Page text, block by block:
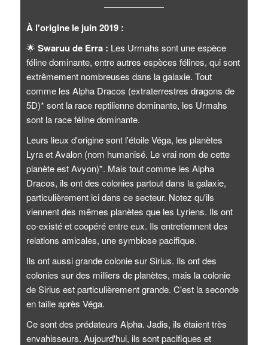
À l'origine le juin 2019 :
🌟 Swaruu de Erra : Les Urmahs sont une espèce
féline dominante, entre autres espèces félines, qui sont
extrêmement nombreuses dans la galaxie. Tout
comme les Alpha Dracos (extraterrestres dragons de
5D)* sont la race reptilienne dominante, les Urmahs
sont la race féline dominante.
Leurs lieux d'origine sont l'étoile Véga, les planètes
Lyra et Avalon (nom humanisé. Le vrai nom de cette
planète est Avyon)*. Mais tout comme les Alpha
Dracos, ils ont des colonies partout dans la galaxie,
particulièrement ici dans ce secteur. Notez qu'ils
viennent des mêmes planètes que les Lyriens. Ils ont
co-existé et coopéré entre eux. Ils entretiennent des
relations amicales, une symbiose pacifique.
Ils ont aussi grande colonie sur Sirius. Ils ont des
colonies sur des milliers de planètes, mais la colonie
de Sirius est particulièrement grande. C'est la seconde
en taille après Véga.
Ce sont des prédateurs Alpha. Jadis, ils étaient très
envahisseurs. Aujourd'hui, ils sont pacifiques et